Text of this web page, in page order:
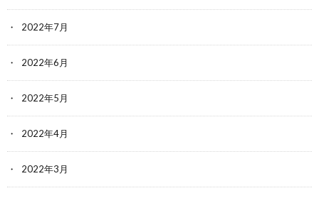
2022年7月
2022年6月
2022年5月
2022年4月
2022年3月